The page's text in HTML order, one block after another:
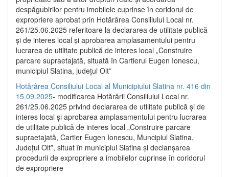
despăgubirilor pentru imobilele cuprinse în coridorul de
expropriere aprobat prin Hotărârea Consiliului Local nr.
261/25.06.2025 referitoare la declararea de utilitate publică
și de interes local și aprobarea amplasamentului pentru
lucrarea de utilitate publică de interes local „Construire
parcare supraetajată, situată în Cartierul Eugen Ionescu,
municipiul Slatina, județul Olt”
Hotărârea Consiliului Local al Municipiului Slatina nr. 416 din
15.09.2025- modificarea Hotărârii Consiliului Local nr.
261/25.06.2025 privind declararea de utilitate publică și de
interes local și aprobarea amplasamentului pentru lucrarea
de utilitate publică de interes local „Construire parcare
supraetajată, Cartier Eugen Ionescu, Muncipiul Slatina,
Județul Olt”, situat în municipiul Slatina și declanșarea
procedurii de expropriere a imobilelor cuprinse în coridorul
de expropriere